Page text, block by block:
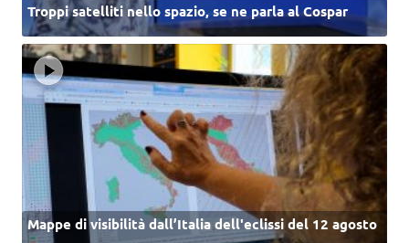
Troppi satelliti nello spazio, se ne parla al Cospar
Mappe di visibilità dall’Italia dell'eclissi del 12 agosto